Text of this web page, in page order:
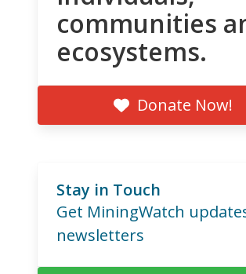
communities
ecosystems.
Donate Now!
Stay in Touch
Get MiningWatch
newsletters